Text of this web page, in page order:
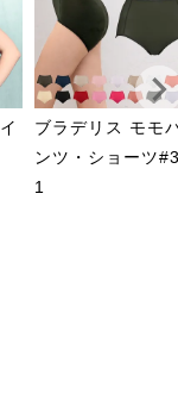
ブラデリス モモ
ンツ・ショーツ
1